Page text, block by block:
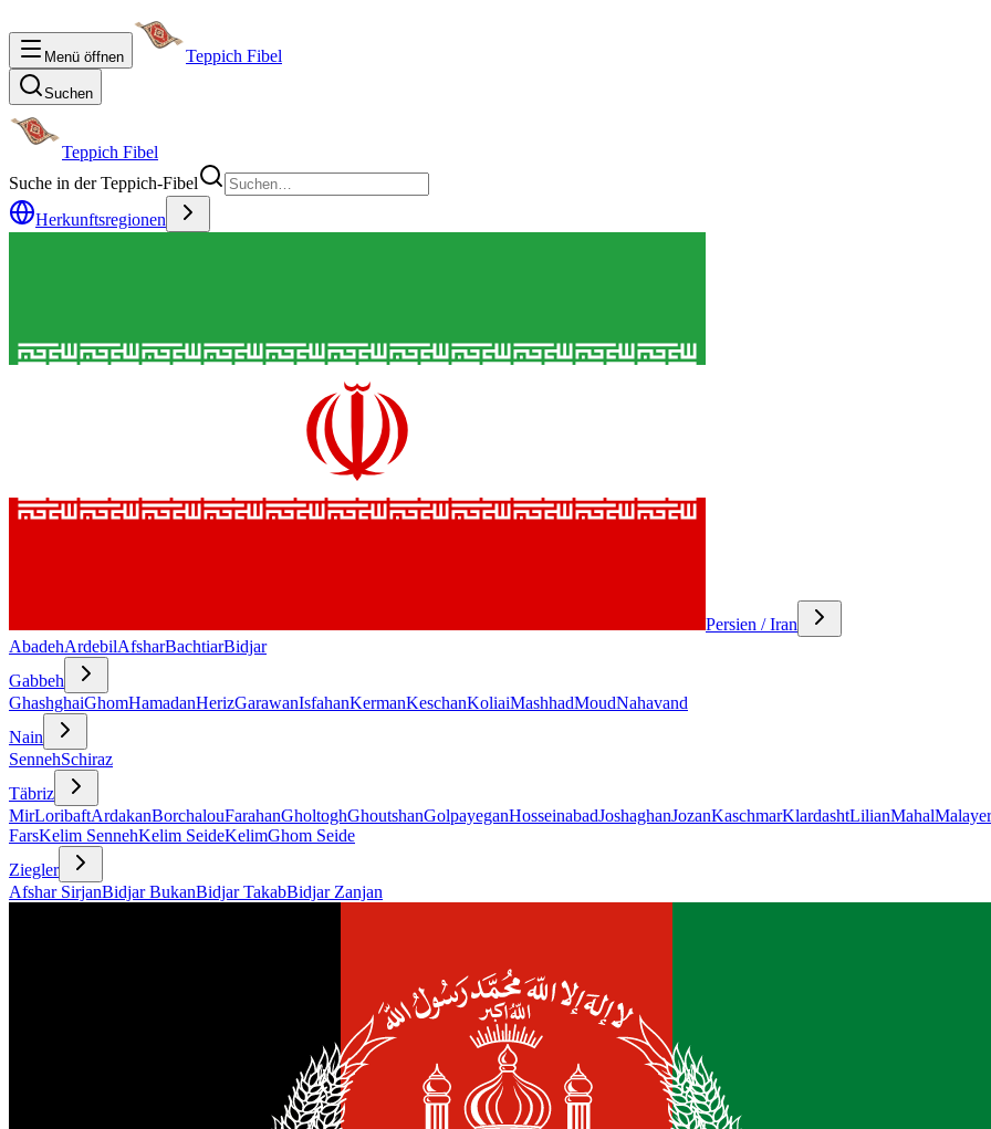
Menü öffnen Teppich Fibel
Suchen
Teppich Fibel
Suche in der Teppich-Fibel
Herkunftsregionen
Persien / Iran
AbadehArdebilAfsharBachtiarBidjar
Gabbeh
GhashghaiGhomHamadanHerizGarawanIsfahanKermanKeschanKoliaiMashhadMoudNahavand
Nain
SennehSchiraz
Täbriz
MirLoribaftArdakanBorchalouFarahanGholtoghGhoutshanGolpayeganHosseinabadJoshaghanJozanKaschmarKlardashtLilianMahalMalayer
FarsKelim SennehKelim SeideKelimGhom Seide
Ziegler
Afshar SirjanBidjar BukanBidjar TakabBidjar Zanjan